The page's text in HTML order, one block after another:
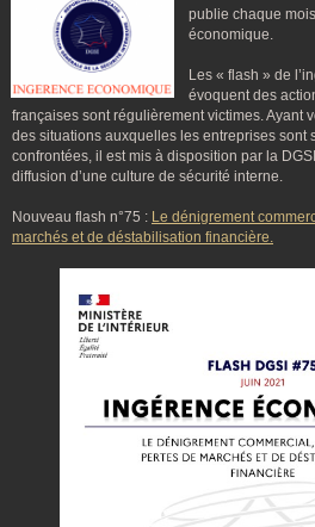
publie chaque
économique.
Les « flash » de
évoquent des
françaises sont régulièrement victimes. Ayant
des situations auxquelles les entreprises sont
confrontées, il est mis à disposition par la
diffusion d’une culture de sécurité interne.
Nouveau flash n°75 : Le dénigrement
marchés et de déstabilisation financière.